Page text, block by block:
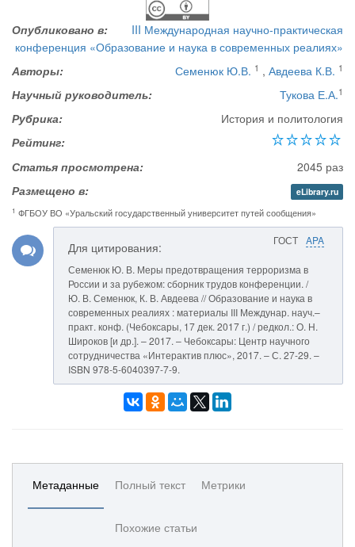
Опубликовано в:
III Международная научно-практическая
конференция «Образование и наука в современных реалиях»
Авторы:
Семенюк Ю.В. 1 , Авдеева К.В. 1
Научный руководитель: Тукова Е.А.1
Рубрика:
История и политология
Рейтинг:
Статья просмотрена:
2045 раз
Размещено в:
eLibrary.ru
1 ФГБОУ ВО «Уральский государственный университет путей сообщения»
ГОСТ APA
Для цитирования:
Семенюк Ю. В. Меры предотвращения терроризма в
России и за рубежом: сборник трудов конференции. /
Ю. В. Семенюк, К. В. Авдеева // Образование и наука в
современных реалиях : материалы III Междунар. науч.–
практ. конф. (Чебоксары, 17 дек. 2017 г.) / редкол.: О. Н.
Широков [и др.]. – 2017. – Чебоксары: Центр научного
сотрудничества «Интерактив плюс», 2017. – С. 27-29. –
ISBN 978-5-6040397-7-9.
Метаданные Полный текст Метрики
Похожие статьи